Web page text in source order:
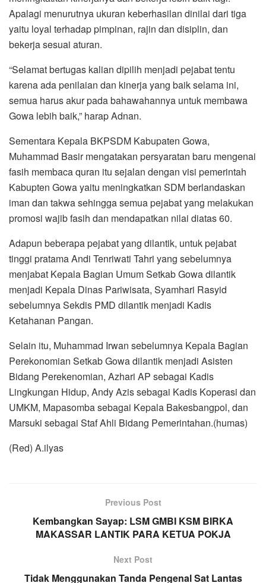
Apalagi menurutnya ukuran keberhasilan dinilai dari tiga
yaitu loyal terhadap pimpinan, rajin dan disiplin, dan
bekerja sesuai aturan.
“Selamat bertugas kalian dipilih menjadi pejabat tentu
karena ada penilaian dan kinerja yang baik selama ini,
semua harus akur pada bahawahannya untuk membawa
Gowa lebih baik,” harap Adnan.
Sementara Kepala BKPSDM Kabupaten Gowa,
Muhammad Basir mengatakan persyaratan baru mengenai
fasih membaca quran itu sejalan dengan visi pemerintah
Kabupten Gowa yaitu meningkatkan SDM berlandaskan
iman dan takwa sehingga semua pejabat yang melakukan
promosi wajib fasih dan mendapatkan nilai diatas 60.
Adapun beberapa pejabat yang dilantik, untuk pejabat
tinggi pratama Andi Tenriwati Tahri yang sebelumnya
menjabat Kepala Bagian Umum Setkab Gowa dilantik
menjadi Kepala Dinas Pariwisata, Syamhari Rasyid
sebelumnya Sekdis PMD dilantik menjadi Kadis
Ketahanan Pangan.
Selain itu, Muhammad Irwan sebelumnya Kepala Bagian
Perekonomian Setkab Gowa dilantik menjadi Asisten
Bidang Perekenomian, Azhari AP sebagai Kadis
Lingkungan Hidup, Andy Azis sebagai Kadis Koperasi dan
UMKM, Mapasomba sebagai Kepala Bakesbangpol, dan
Marsuki sebagai Staf Ahli Bidang Pemerintahan.(humas)
(Red) A.ilyas
Previous Post
Kembangkan Sayap: LSM GMBI KSM BIRKA
MAKASSAR LANTIK PARA KETUA POKJA
Next Post
Tidak Menggunakan Tanda Pengenal Sat Lantas